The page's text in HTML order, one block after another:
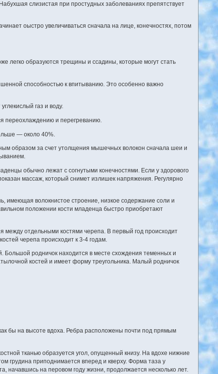
слизистая при простудных заболеваниях препятствует
оыстро увеличиваться сначала на лице, конечностях, потом
легко образуются трещины и ссадины, которые могут стать
способностью к впитыванию. Это особенно важно
газ и воду.
переохлаждению и перегреванию.
— около 40%.
образом за счет утолщения мышечных волокон сначала шеи и
обычно лежат с согнутыми конечностями. Если у здорового
массаж, который снимет излишек напряжения. Регулярно
имеющая волокнистое строение, низкое содержание соли и
положении кости младенца быстро приобретают
отдельными костями черепа. В первый год происходит
черепа происходит к 3-4 годам.
родничок находится в месте схождения теменных и
костей и имеет форму треугольника. Малый родничок
бы на высоте вдоха. Ребра расположены почти под прямым
тканью образуется угол, опущенный книзу. На вдохе нижние
грудина приподнимается вперед и кверху. Форма таза у
начавшись на перовом году жизни, продолжается несколько лет.